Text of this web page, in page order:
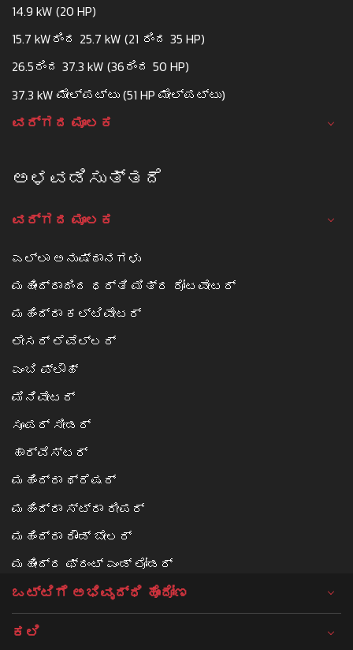
14.9 kW (20 HP)
15.7 kWರಿಂದ 25.7 kW (21 ರಿಂದ 35 HP)
26.5ರಿಂದ 37.3 kW (36ರಿಂದ 50 HP)
37.3 kW ಮೇಲ್ಪಟ್ಟು (51 HP ಮೇಲ್ಪಟ್ಟು)
ವರ್ಗದ ಮೂಲಕ
ಅಳವಡಿಸುತ್ತದೆ
ವರ್ಗದ ಮೂಲಕ
ಎಲ್ಲಾ ಅನುಷ್ಠಾನಗಳು
ಮಹೀಂದ್ರಾದಿಂದ ಧರ್ತಿ ಮಿತ್ರ ರೋಟವೇಟರ್
ಮಹಿಂದ್ರಾ ಕಲ್ಟಿವೇಟರ್
ಲೇಸರ್ ಲೆವೆಲ್ಲರ್
ಎಂಬಿ ಪ್ಲೌಹ್
ಮಿನಿವೇಟರ್
ಸೂಪರ್ ಸೀಡರ್
ಹಾರ್ವೆಸ್ಟರ್
ಮಹಿಂದ್ರಾ ಥ್ರೆಷರ್
ಮಹಿಂದ್ರಾ ಸ್ಟ್ರಾ ರೀಪರ್
ಮಹಿಂದ್ರಾ ರೌಂಡ್ ಬೇಲರ್
ಮಹೀಂದ್ರ ಫ್ರಂಟ್ ಎಂಡ್ ಲೋಡರ್
ಒಟ್ಟಿಗೆ ಅಭಿವೃದ್ಧಿ ಹೊಂದೋಣ
ಕಲಿ